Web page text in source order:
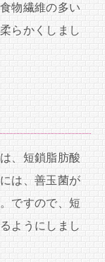
物繊維の多い
らかくしまし
、短鎖脂肪酸
は、善玉菌が
ですので、短
ようにしまし